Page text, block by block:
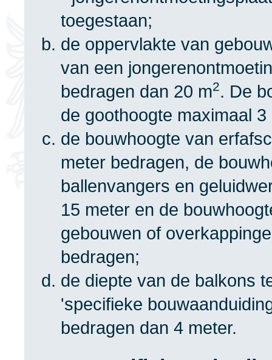
toegestaan;
de oppervlakte van
van een
bedragen dan 20 m2. De
de goothoogte maximaal
de bouwhoogte van
meter bedragen, de
ballenvangers en
15 meter en de
gebouwen of
bedragen;
de diepte van de balkons
'specifieke
bedragen dan 4 meter.